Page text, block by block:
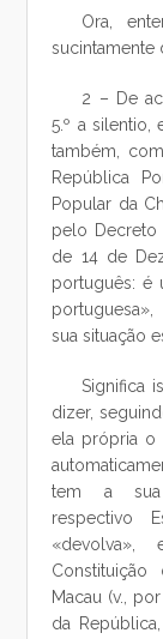
Ora,
sucintamente
2 – De
5.º a silentio,
também,
República
Popular da
pelo Decreto
de 14 de
português: é
sua situação
Significa
dizer,
ela própria o
tem a sua
respectivo
«devolva»,
Macau (v.,
da